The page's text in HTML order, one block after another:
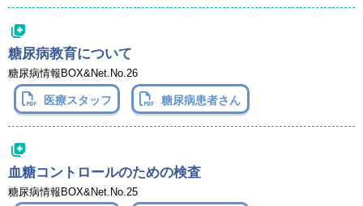
糖尿病教育について
糖尿病情報BOX&Net.No.26
医療スタッフ 糖尿病患者さん
血糖コントロールのための検査
糖尿病情報BOX&Net.No.25